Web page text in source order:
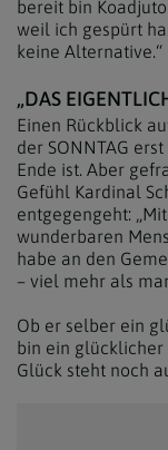
bereit bin
weil ich gespürt
keine Alternative.“
„DAS
Einen Rückblick
der SONNTAG
Ende ist. Aber
Gefühl Kardinal
entgegengeht:
wunderbaren
habe an den
– viel mehr als
Ob er selber ein
bin ein glücklicher
Glück steht noch